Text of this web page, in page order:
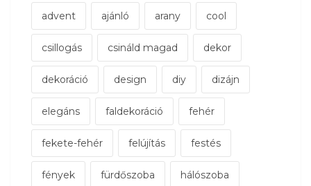
advent ajánló arany cool
csillogás csináld magad dekor
dekoráció design diy dizájn
elegáns faldekoráció fehér
fekete-fehér felújítás festés
fények fürdőszoba hálószoba